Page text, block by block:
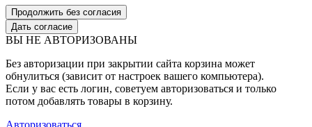
Продолжить без согласия
Дать согласие
ВЫ НЕ АВТОРИЗОВАНЫ
Без авторизации при закрытии сайта корзина может
обнулиться (зависит от настроек вашего компьютера).
Если у вас есть логин, советуем авторизоваться и только
потом добавлять товары в корзину.